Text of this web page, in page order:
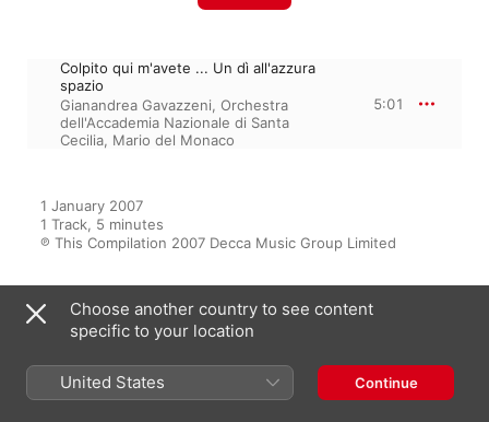
Colpito qui m'avete ... Un dì all'azzura
spazio
Gianandrea Gavazzeni, Orchestra
dell'Accademia Nazionale di Santa
Cecilia, Mario del Monaco
5:01
1 January 2007
1 Track, 5 minutes
℗ This Compilation 2007 Decca Music Group Limited
From the Album
Choose another country to see content
specific to your location
United States Continue